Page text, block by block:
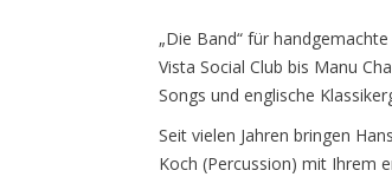
„Die Band“ für
Vista Social Club bis Manu
Songs und englische
Seit vielen Jahren bringen
Koch (Percussion) mit Ihrem